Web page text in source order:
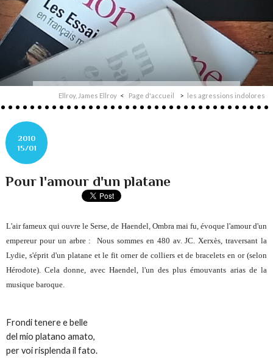
Ellroy, James Ellroy Page d'accueil les agressions indolores
2010
15/01
Pour l'amour d'un platane
L'air fameux qui ouvre leSerse , de Haendel, Ombra mai fu , évoque l'amour d'un
empereur pour un arbre : Nous sommes en 480 av. JC. Xerxès, traversant la
Lydie, s'éprit d'un platane et le fit orner de colliers et de bracelets en or (selon
Hérodote). Cela donne, avec Haendel, l'un des plus émouvants arias de la
musique baroque.
Frondi tenere e belle
del mio platano amato,
per voi risplenda il fato.